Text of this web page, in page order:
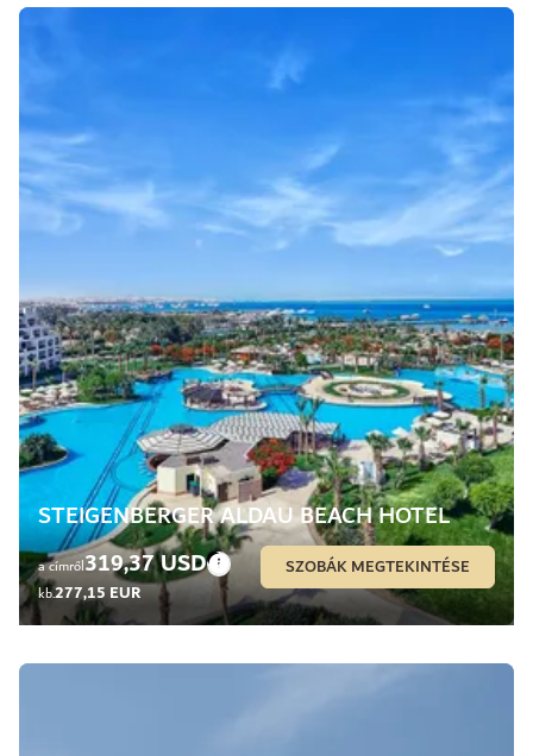
STEIGENBERGER ALDAU BEACH HOTEL
a címről319,37 USD
kb.277,15 EUR
SZOBÁK MEGTEKINTÉSE